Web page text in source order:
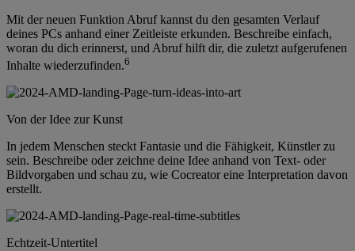
Mit der neuen Funktion Abruf kannst du den gesamten Verlauf
deines PCs anhand einer Zeitleiste erkunden. Beschreibe einfach,
woran du dich erinnerst, und Abruf hilft dir, die zuletzt aufgerufenen
Inhalte wiederzufinden.6
Von der Idee zur Kunst
In jedem Menschen steckt Fantasie und die Fähigkeit, Künstler zu
sein. Beschreibe oder zeichne deine Idee anhand von Text- oder
Bildvorgaben und schau zu, wie Cocreator eine Interpretation davon
erstellt.
Echtzeit-Untertitel